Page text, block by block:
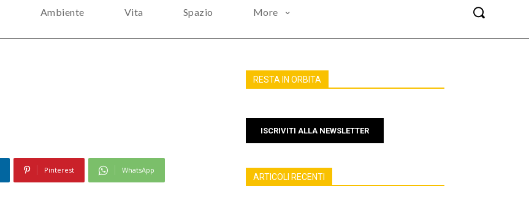
Ambiente Vita Spazio More
Pinterest WhatsApp
RESTA IN ORBITA
ISCRIVITI ALLA NEWSLETTER
ARTICOLI RECENTI